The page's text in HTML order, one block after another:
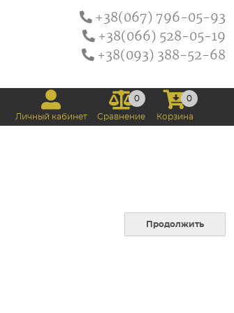
+38(067) 796-05-93
+38(066) 528-05-19
+38(093) 388-52-68
Личный кабинет
0
Сравнение
0
Корзина
Продолжить